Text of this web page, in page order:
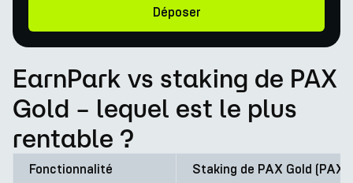
Déposer
EarnPark vs staking de PAX
Gold – lequel est le plus
rentable ?
Fonctionnalité Staking de PAX Gold